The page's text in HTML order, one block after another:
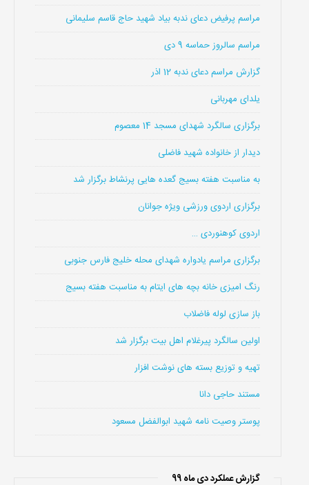
مراسم پرفیض دعای ندبه بیاد شهید حاج قاسم سلیمانی
مراسم سالروز حماسه 9 دی
گزارش مراسم دعای ندبه 12 اذر
یلدای مهربانی
برگزاری سالگرد شهدای مسجد 14 معصوم
دیدار از خانواده شهید فاضلی
به مناسبت هفته بسیج گعده هایی پرنشاط برگزار شد
برگزاری اردوی ورزشی ویژه جوانان
اردوی کوهنوردی …
برگزاری مراسم یادواره شهدای محله خلیج فارس جنوبی
رنگ امیزی خانه بچه های ایتام به مناسبت هفته بسیج
باز سازی لوله فاضلاب
اولین سالگرد پیرغلام اهل بیت برگزار شد
تهیه و توزیع بسته های نوشت افزار
مستند حاجی دانا
پوستر وصیت نامه شهید ابوالفضل مسعود
گزارش عملکرد دی ماه 99